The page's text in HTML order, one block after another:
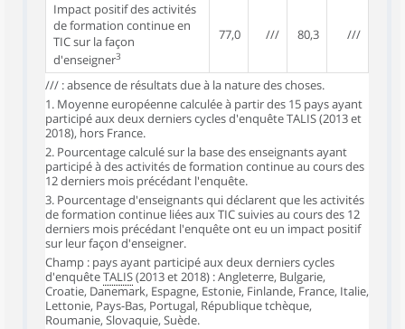
Impact positif des activités
de formation continue en
TIC sur la façon
d'enseigner3
77,0 /// 80,3 ///
/// : absence de résultats due à la nature des choses.
1. Moyenne européenne calculée à partir des 15 pays ayant
participé aux deux derniers cycles d'enquête TALIS (2013 et
2018), hors France.
2. Pourcentage calculé sur la base des enseignants ayant
participé à des activités de formation continue au cours des
12 derniers mois précédant l'enquête.
3. Pourcentage d'enseignants qui déclarent que les activités
de formation continue liées aux TIC suivies au cours des 12
derniers mois précédant l'enquête ont eu un impact positif
sur leur façon d'enseigner.
Champ : pays ayant participé aux deux derniers cycles
d'enquêteTALIS(2013 et 2018) : Angleterre, Bulgarie,
Croatie, Danemark, Espagne, Estonie, Finlande, France, Italie,
Lettonie, Pays-Bas, Portugal, République tchèque,
Roumanie, Slovaquie, Suède.